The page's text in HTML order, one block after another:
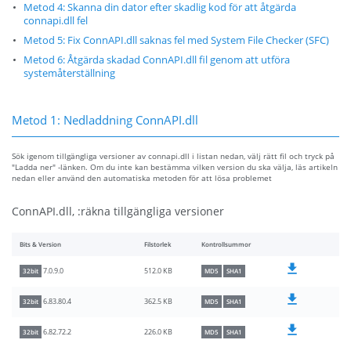
Metod 4: Skanna din dator efter skadlig kod för att åtgärda
connapi.dll fel
Metod 5: Fix ConnAPI.dll saknas fel med System File Checker (SFC)
Metod 6: Åtgärda skadad ConnAPI.dll fil genom att utföra
systemåterställning
Metod 1: Nedladdning ConnAPI.dll
Sök igenom tillgängliga versioner av connapi.dll i listan nedan, välj rätt fil och tryck på
"Ladda ner" -länken. Om du inte kan bestämma vilken version du ska välja, läs artikeln
nedan eller använd den automatiska metoden för att lösa problemet
ConnAPI.dll, :räkna tillgängliga versioner
Bits & Version Filstorlek Kontrollsummor
32bit 7.0.9.0 512.0 KB MD5 SHA1
32bit 6.83.80.4 362.5 KB MD5 SHA1
32bit 6.82.72.2 226.0 KB MD5 SHA1